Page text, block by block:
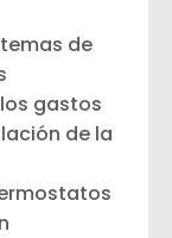
de
gastos
de la